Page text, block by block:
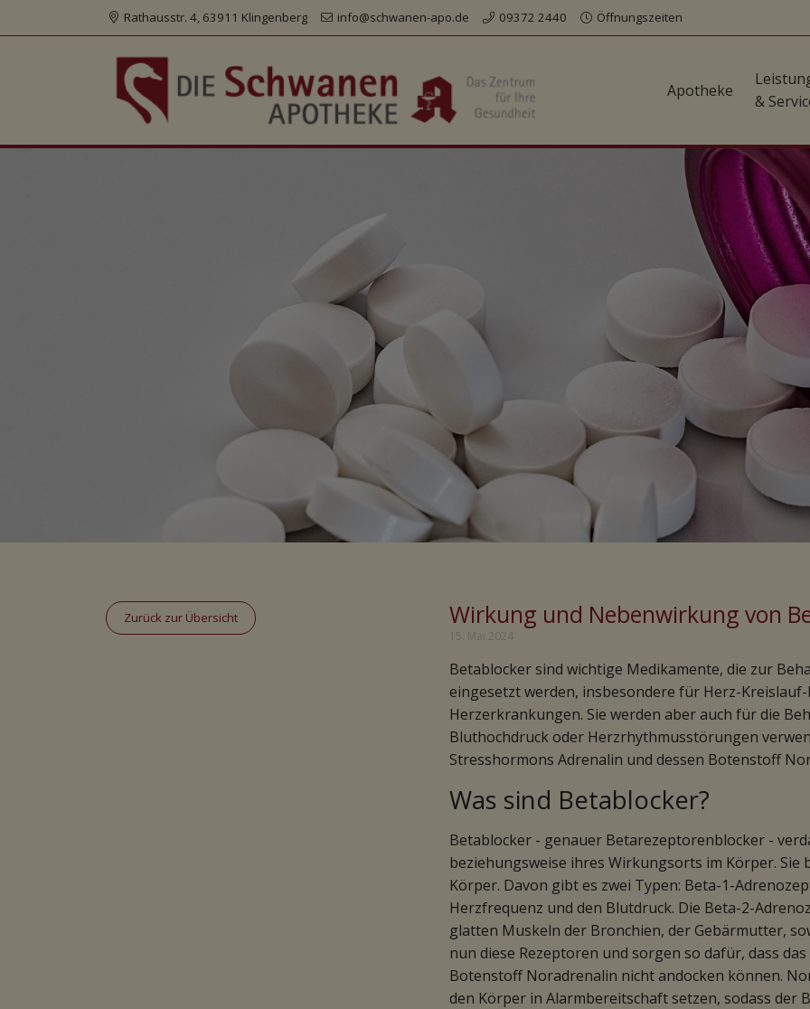
Rathausstr. 4, 63911 Klingenberg info@schwanen-apo.de 09372 2440 Öffnungszeiten
Apotheke
&
Zurück zur Übersicht Wirkung und Nebenwirkung von
15. Mai 2024
Betablocker sind wichtige Medikamente, die zur
eingesetzt werden, insbesondere für Herz-
Herzerkrankungen. Sie werden aber auch für die
Bluthochdruck oder Herzrhythmusstörungen
Stresshormons Adrenalin und dessen Botenstoff
Was sind Betablocker?
Betablocker - genauer Betarezeptorenblocker -
beziehungsweise ihres Wirkungsorts im Körper.
Körper. Davon gibt es zwei Typen: Beta-1-
Herzfrequenz und den Blutdruck. Die Beta-2-
glatten Muskeln der Bronchien, der Gebärmutter,
nun diese Rezeptoren und sorgen so dafür, dass
Botenstoff Noradrenalin nicht andocken können.
den Körper in Alarmbereitschaft setzen, sodass der